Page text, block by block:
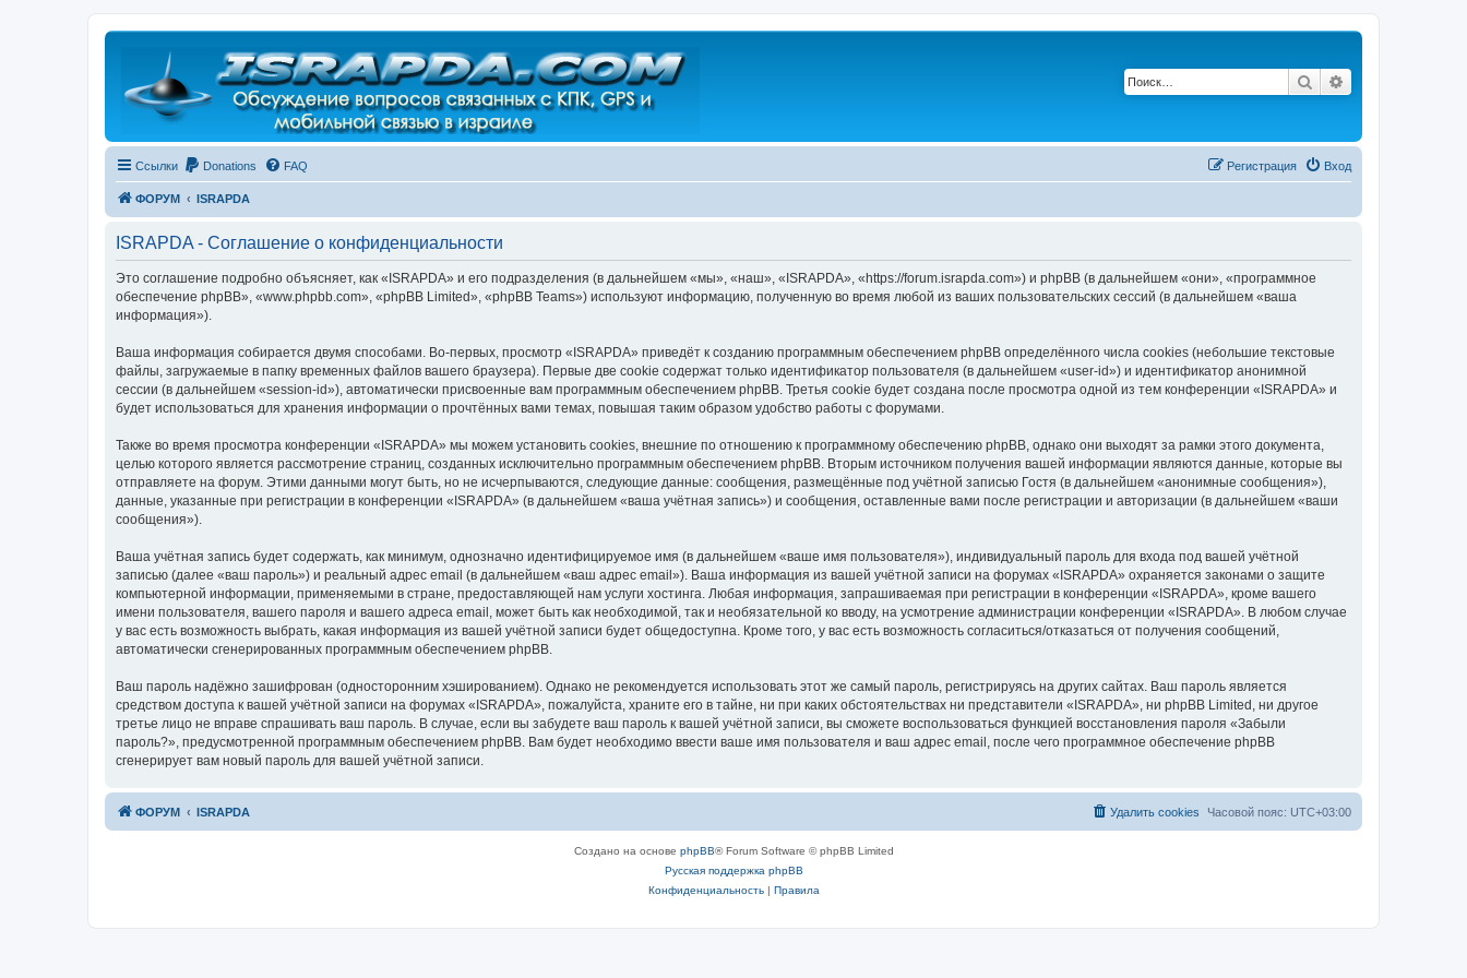
Регистрация
Поиск
Ссылки Donations FAQ Вход
Регистрация
ФОРУМ ISRAPDA
ISRAPDA - Соглашение о конфиденциальности
Это соглашение подробно объясняет, как «ISRAPDA» и его подразделения (в дальнейшем «мы», «наш», «ISRAPDA», «https://forum.israpda.com») и phpBB (в дальнейшем «они», «программное
обеспечение phpBB», «www.phpbb.com», «phpBB Limited», «phpBB Teams») используют информацию, полученную во время любой из ваших пользовательских сессий (в дальнейшем «ваша
информация»).
Ваша информация собирается двумя способами. Во-первых, просмотр «ISRAPDA» приведёт к созданию программным обеспечением phpBB определённого числа cookies (небольшие текстовые
файлы, загружаемые в папку временных файлов вашего браузера). Первые две cookie содержат только идентификатор пользователя (в дальнейшем «user-id») и идентификатор анонимной
сессии (в дальнейшем «session-id»), автоматически присвоенные вам программным обеспечением phpBB. Третья cookie будет создана после просмотра одной из тем конференции «ISRAPDA» и
будет использоваться для хранения информации о прочтённых вами темах, повышая таким образом удобство работы с форумами.
Также во время просмотра конференции «ISRAPDA» мы можем установить cookies, внешние по отношению к программному обеспечению phpBB, однако они выходят за рамки этого документа,
целью которого является рассмотрение страниц, созданных исключительно программным обеспечением phpBB. Вторым источником получения вашей информации являются данные, которые вы
отправляете на форум. Этими данными могут быть, но не исчерпываются, следующие данные: сообщения, размещённые под учётной записью Гостя (в дальнейшем «анонимные сообщения»),
данные, указанные при регистрации в конференции «ISRAPDA» (в дальнейшем «ваша учётная запись») и сообщения, оставленные вами после регистрации и авторизации (в дальнейшем «ваши
сообщения»).
Ваша учётная запись будет содержать, как минимум, однозначно идентифицируемое имя (в дальнейшем «ваше имя пользователя»), индивидуальный пароль для входа под вашей учётной
записью (далее «ваш пароль») и реальный адрес email (в дальнейшем «ваш адрес email»). Ваша информация из вашей учётной записи на форумах «ISRAPDA» охраняется законами о защите
компьютерной информации, применяемыми в стране, предоставляющей нам услуги хостинга. Любая информация, запрашиваемая при регистрации в конференции «ISRAPDA», кроме вашего
имени пользователя, вашего пароля и вашего адреса email, может быть как необходимой, так и необязательной ко вводу, на усмотрение администрации конференции «ISRAPDA». В любом случае
у вас есть возможность выбрать, какая информация из вашей учётной записи будет общедоступна. Кроме того, у вас есть возможность согласиться/отказаться от получения сообщений,
автоматически сгенерированных программным обеспечением phpBB.
Ваш пароль надёжно зашифрован (односторонним хэшированием). Однако не рекомендуется использовать этот же самый пароль, регистрируясь на других сайтах. Ваш пароль является
средством доступа к вашей учётной записи на форумах «ISRAPDA», пожалуйста, храните его в тайне, ни при каких обстоятельствах ни представители «ISRAPDA», ни phpBB Limited, ни другое
третье лицо не вправе спрашивать ваш пароль. В случае, если вы забудете ваш пароль к вашей учётной записи, вы сможете воспользоваться функцией восстановления пароля «Забыли
пароль?», предусмотренной программным обеспечением phpBB. Вам будет необходимо ввести ваше имя пользователя и ваш адрес email, после чего программное обеспечение phpBB
сгенерирует вам новый пароль для вашей учётной записи.
ФОРУМ ISRAPDA Часовой пояс: UTC+03:00
Удалить cookies
Создано на основе phpBB® Forum Software © phpBB Limited
Русская поддержка phpBB
Конфиденциальность| Правила